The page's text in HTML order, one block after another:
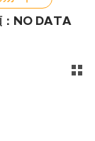
NO DATA